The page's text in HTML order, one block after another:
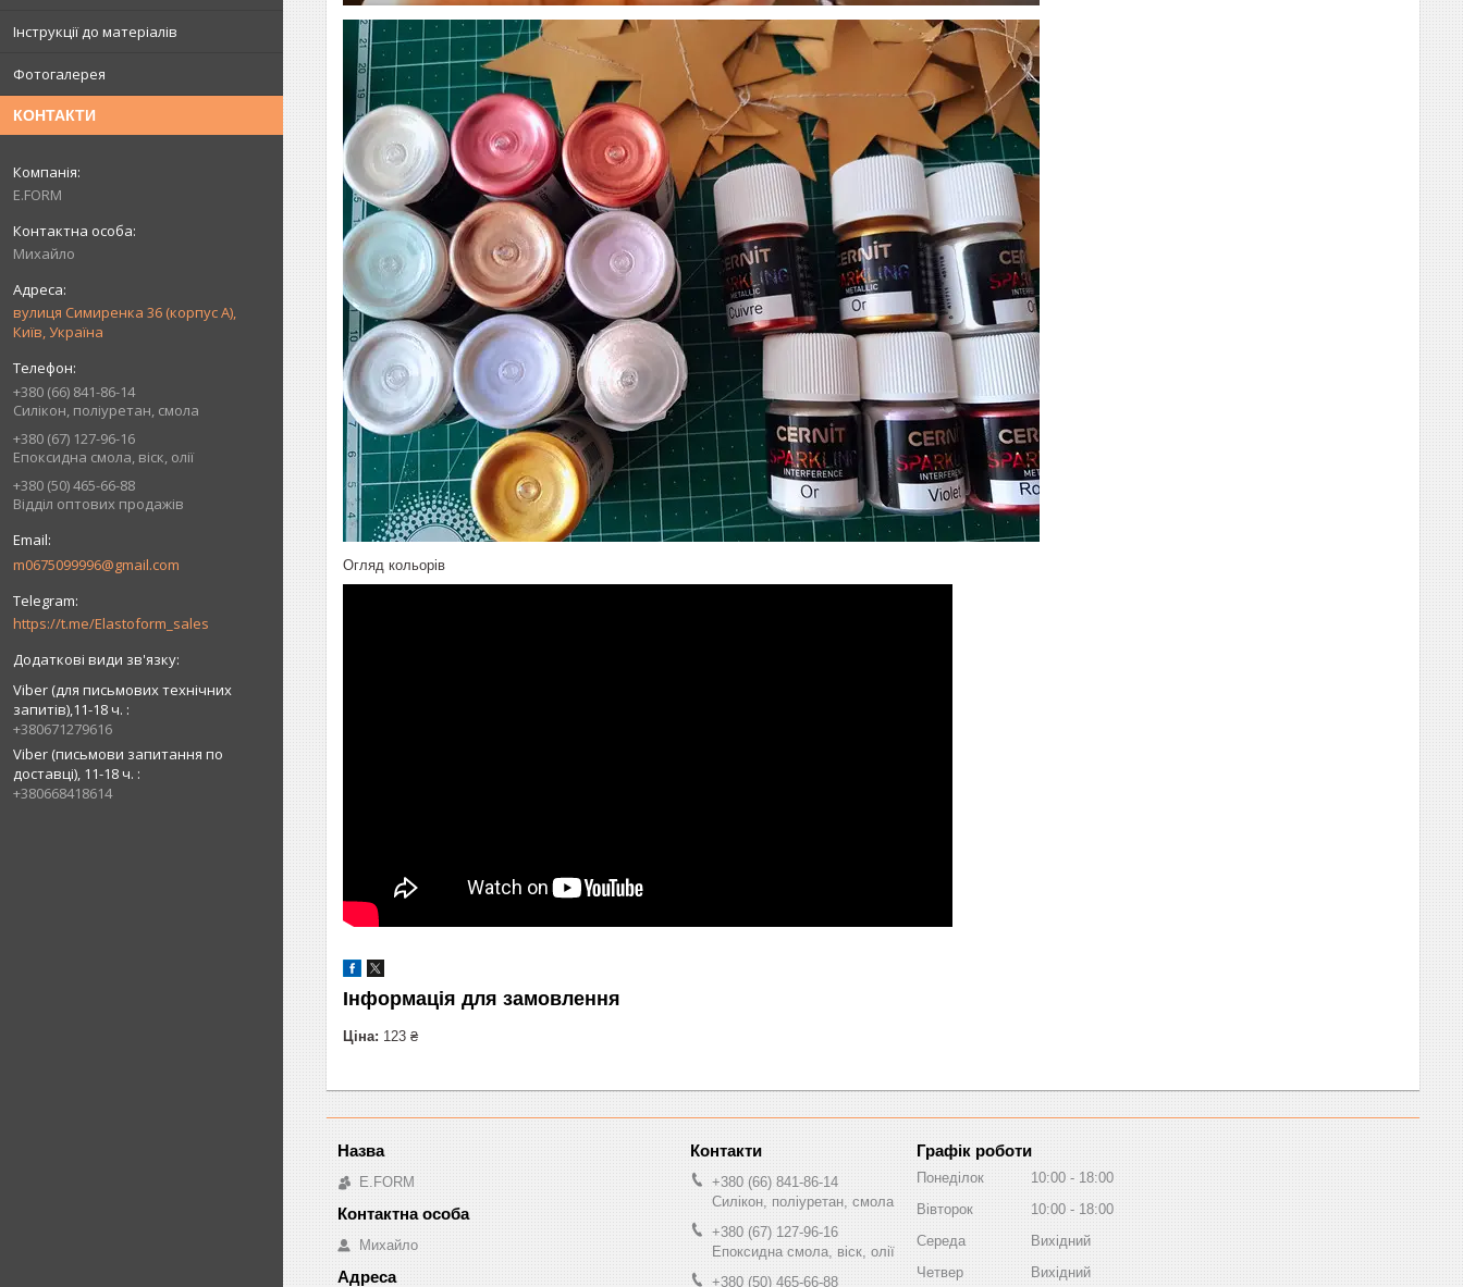
Інструкції до матеріалів
Фотогалерея
КОНТАКТИ
E.FORM
Михайло
вулиця Симиренка 36 (корпус А),
Київ, Україна
+380 (66) 841-86-14
Силікон, поліуретан, смола
+380 (67) 127-96-16
Епоксидна смола, віск, олії
+380 (50) 465-66-88
Відділ оптових продажів
m0675099996@gmail.com
https://t.me/Elastoform_sales
Viber (для письмових технічних
запитів),11-18 ч.
+380671279616
Viber (письмови запитання по
доставці), 11-18 ч.
+380668418614
Огляд кольорів
Інформація для замовлення
Ціна: 123 ₴
E.FORM
Михайло
+380 (66) 841-86-14
Силікон, поліуретан, смола
+380 (67) 127-96-16
Епоксидна смола, віск, олії
+380 (50) 465-66-88
Графік роботи
Понеділок 10:00
18:00
Вівторок
10:00
18:00
Середа
Вихідний
Четвер
Вихідний